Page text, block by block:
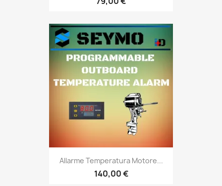
Allarme Temperatura Motore...
140,00 €